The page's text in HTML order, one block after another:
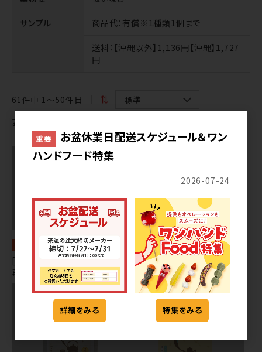
サンプル 商品代：有償※1種類1個まで
送料：【沖縄以外】1,136円【沖縄】1,727
円
61 件中 1〜50件目
表示切替
[193] いちご台湾烏龍茶１p※
再開未定
常温
[193] みかんインド紅茶１p※
再開未定
重要
お盆休業日配送スケジュール＆ワン
ハンドフード特集
2026-07-24
詳細をみる 特集をみる